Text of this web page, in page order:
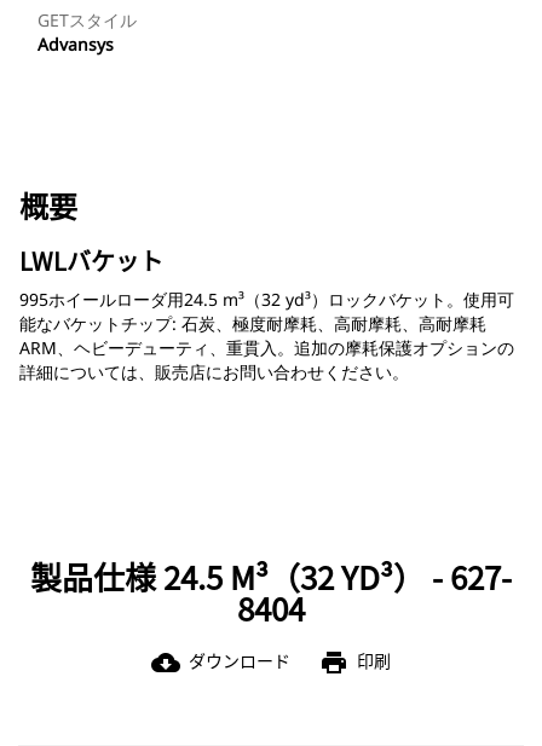
GETスタイル
Advansys
概要
LWLバケット
995ホイールローダ用24.5 m³（32 yd³）ロックバケット。使用可
能なバケットチップ: 石炭、極度耐摩耗、高耐摩耗、高耐摩耗
ARM、ヘビーデューティ、重貫入。追加の摩耗保護オプションの
詳細については、販売店にお問い合わせください。
製品仕様 24.5 M³（32 YD³） - 627-
8404
cloud_download ダウンロード print 印刷